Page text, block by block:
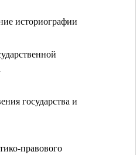
историографии
государства и
правового